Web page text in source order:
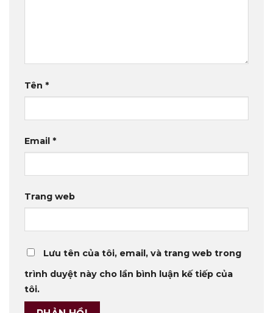
Tên *
Email *
Trang web
Lưu tên của tôi, email, và trang web trong
trình duyệt này cho lần bình luận kế tiếp của
tôi.